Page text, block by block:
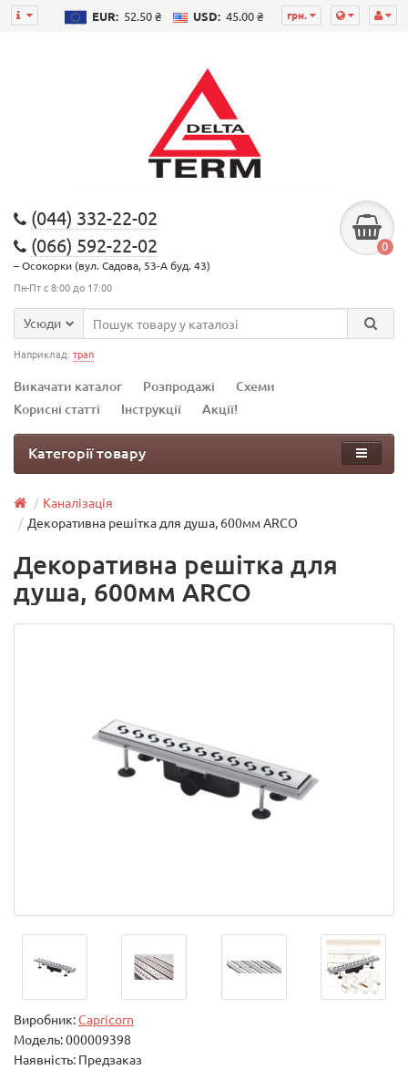
грн.
EUR: 52.50 ₴ USD: 45.00 ₴
(044) 332-22-02
(066) 592-22-02
– Осокорки (вул. Садова, 53-А буд. 43)
Пн-Пт с 8:00 до 17:00
0
Усюди
Наприклад: трап
Викачати каталог Розпродажі
Схеми
Корисні статті
Інструкції Акції!
Категорії товару
Каналізація
Декоративна решітка для душа, 600мм ARCO
Декоративна решітка для
душа, 600мм ARCO
Виробник:Capricorn
Модель:000009398
Наявність: Предзаказ